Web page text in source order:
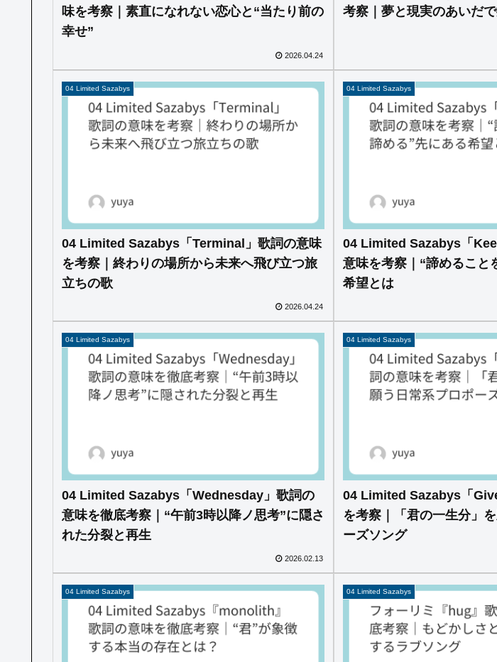
味を考察｜素直になれない恋心と“当たり前の
幸せ”
2026.04.24
考察｜夢と現実のあいだ
04 Limited Sazabys
04 Limited Sazabys「Terminal」歌詞の意味
を考察｜終わりの場所から未来へ飛び立つ旅
立ちの歌
2026.04.24
04 Limited Sazabys
04 Limited Sazabys「
意味を考察｜“諦めること
希望とは
04 Limited Sazabys
04 Limited Sazabys「Wednesday」歌詞の
意味を徹底考察｜“午前3時以降ノ思考”に隠さ
れた分裂と再生
2026.02.13
04 Limited Sazabys
04 Limited Sazabys「
を考察｜「君の一生分」
ーズソング
04 Limited Sazabys 04 Limited Sazabys